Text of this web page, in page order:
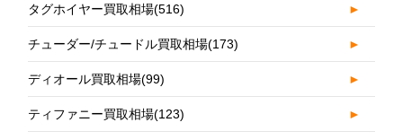
タグホイヤー買取相場(516) ►
チューダー/チュードル買取相場(173) ►
ディオール買取相場(99) ►
ティファニー買取相場(123) ►